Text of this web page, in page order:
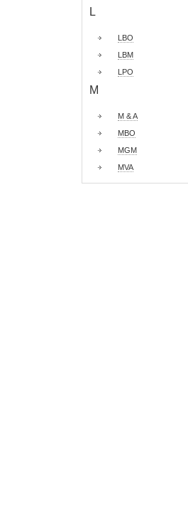
L
LBO
LBM
LPO
M
M & A
MBO
MGM
MVA